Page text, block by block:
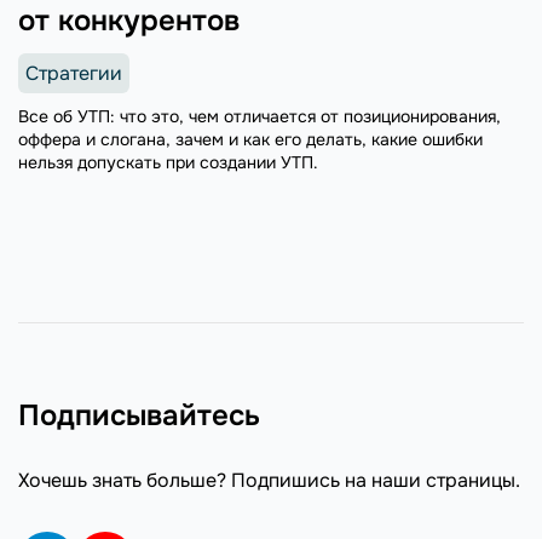
от конкурентов
Стратегии
Все об УТП: что это, чем отличается от позиционирования,
оффера и слогана, зачем и как его делать, какие ошибки
нельзя допускать при создании УТП.
Подписывайтесь
Хочешь знать больше? Подпишись на наши страницы.